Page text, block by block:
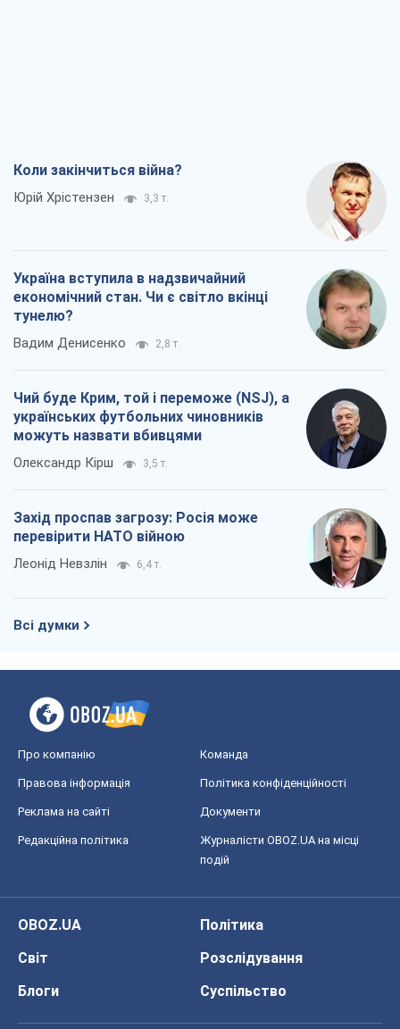
Коли закінчиться війна?
Юрій Хрістензен 3,3 т.
Україна вступила в надзвичайний
економічний стан. Чи є світло вкінці
тунелю?
Вадим Денисенко 2,8 т.
Чий буде Крим, той і переможе (NSJ), а
українських футбольних чиновників
можуть назвати вбивцями
Олександр Кірш 3,5 т.
Захід проспав загрозу: Росія може
перевірити НАТО війною
Леонід Невзлін 6,4 т.
Всі думки
Про компанію Команда
Правова інформація Політика конфіденційності
Реклама на сайті Документи
Редакційна політика
Журналісти OBOZ.UA на місці
подій
OBOZ.UA
Політика
Світ
Розслідування
Блоги
Суспільство